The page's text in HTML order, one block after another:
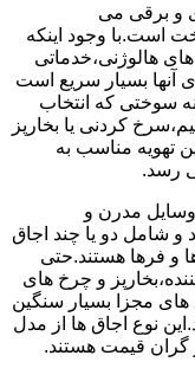
و برقی می
است.با وجود اینکه
هالوژنی،خدماتی
آنها بسیار سریع است
سوختی که انتخاب
کردنی یا بخارپز
تهویه مناسب به
رسد.
وسایل مدرن و
و شامل دو یا چند اجاق
و فرها هستند.حتی
و چرخ های
های مجزا بسیار سنگین
نوع اجاق ها از مدل
گران قیمت هستند.